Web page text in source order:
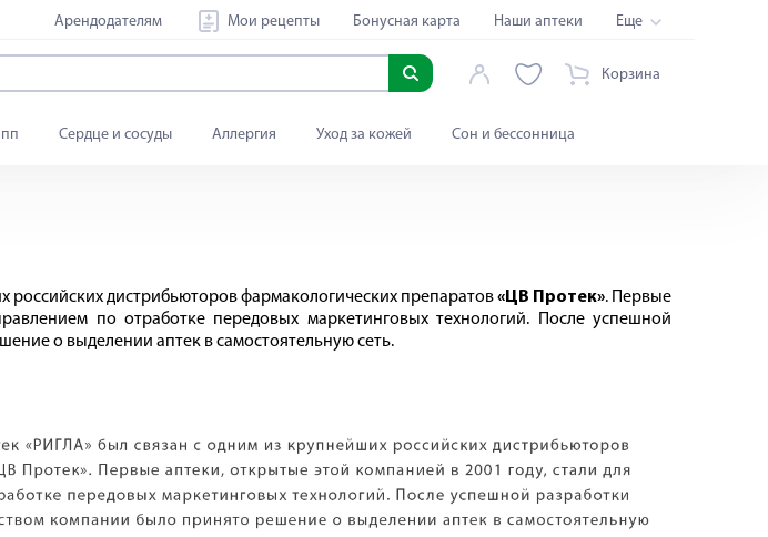
Арендодателям Мои рецепты Бонусная карта Наши аптеки Еще
Корзина
Сердце и сосуды Аллергия Уход за кожей Сон и бессонница
российских дистрибьюторов фармакологических препаратов«ЦВ Протек». Первые
по отработке передовых маркетинговых технологий. После успешной
о выделении аптек в самостоятельную сеть.